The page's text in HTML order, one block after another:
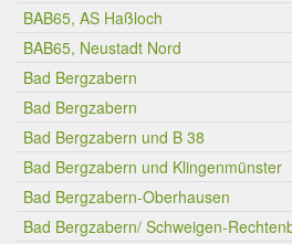
BAB65, AS Haßloch
BAB65, Neustadt Nord
Bad Bergzabern
Bad Bergzabern
Bad Bergzabern und B 38
Bad Bergzabern und Klingenmünster
Bad Bergzabern-Oberhausen
Bad Bergzabern/ Schweigen-